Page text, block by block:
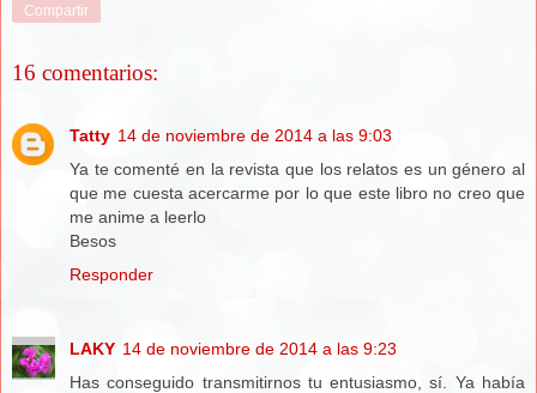
Compartir
16 comentarios:
Tatty 14 de noviembre de 2014 a las 9:03
Ya te comenté en la revista que los relatos es un género al
que me cuesta acercarme por lo que este libro no creo que
me anime a leerlo
Besos
Responder
LAKY 14 de noviembre de 2014 a las 9:23
Has conseguido transmitirnos tu entusiasmo, sí. Ya había